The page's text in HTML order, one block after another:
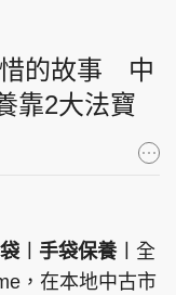
周專欄
東Touch
惜的故事 中
靠2大法寶
︱手袋保養︱ 全
，在本地中古市